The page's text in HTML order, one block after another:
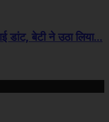
डांट, बेटी ने उठा लिया...